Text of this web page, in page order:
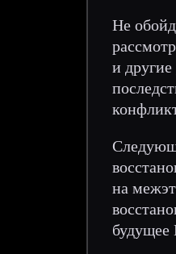
Не
и
на
будущее